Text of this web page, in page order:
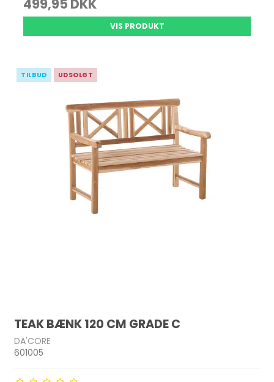
499,95 DKK
VIS PRODUKT
TILBUD UDSOLGT
TEAK BÆNK 120 CM GRADE C
DA'CORE
601005